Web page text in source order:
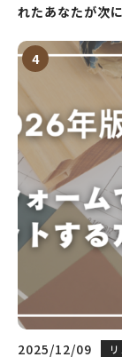
れたあなたが次
2025/12/09